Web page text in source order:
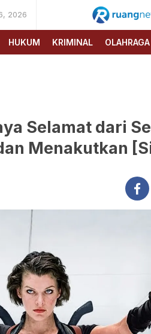
2026
RUANG
NEWS
HUKUM KRIMINAL OLAHRAGA
Selamat dari
Menakutkan